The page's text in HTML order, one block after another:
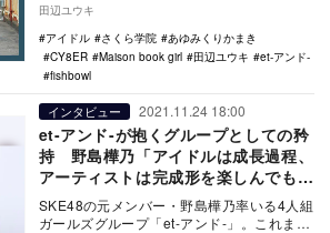
必須とし、…
田辺ユウキ
アイドル
さくら学院
あゆみくりかまき
CY8ER
Maison book girl 田辺ユウキ
et-アンド-
fishbowl
インタビュー 2021.11.24 18:00
et-アンド-が抱くグループとしての矜
持 野島樺乃「アイドルは成長過程、
アーティストは完成形を楽しんでもら
いたい」
SKE48の元メンバー・野島樺乃率いる4人組
ガールズグループ「et-アンド-」。これま